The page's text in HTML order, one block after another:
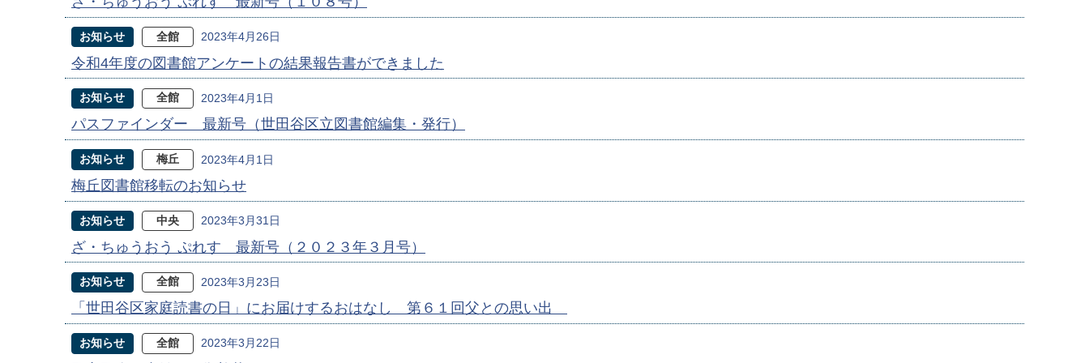
お知らせ 全館 2023年4月26日
令和4年度の図書館アンケートの結果報告書ができました
お知らせ 全館 2023年4月1日
パスファインダー 最新号（世田谷区立図書館編集・発行）
お知らせ 梅丘 2023年4月1日
梅丘図書館移転のお知らせ
お知らせ 中央 2023年3月31日
ざ・ちゅうおう ぷれす 最新号（２０２３年３月号）
お知らせ 全館 2023年3月23日
「世田谷区家庭読書の日」にお届けするおはなし 第６１回父との思い出
お知らせ 全館 2023年3月22日